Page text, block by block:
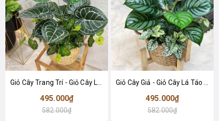
495.000₫
582.000₫
495.000₫
582.000₫